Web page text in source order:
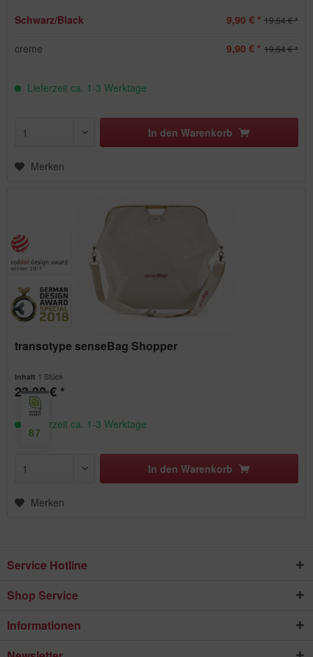
Schwarz/Black 9,90 € * 19,64 € *
creme 9,90 € * 19,64 € *
Lieferzeit ca. 1-3 Werktage
In den Warenkorb
Merken
transotype senseBag Shopper
Inhalt 1 Stück
23,80 € *
Lieferzeit ca. 1-3 Werktage
In den Warenkorb
Merken
Service Hotline
Shop Service
Informationen
87